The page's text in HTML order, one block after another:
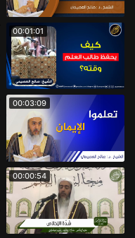
00:01:01
00:03:09
00:00:54